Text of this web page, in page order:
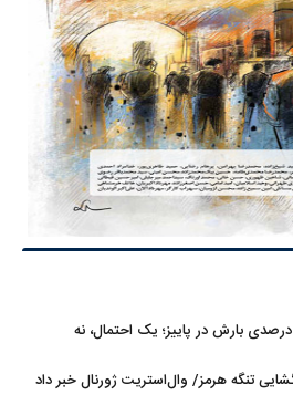
پیش‌بینی افزایش ۳۰ تا ۵۰ درصدی بارش در پاییز؛ یک احتمال، نه